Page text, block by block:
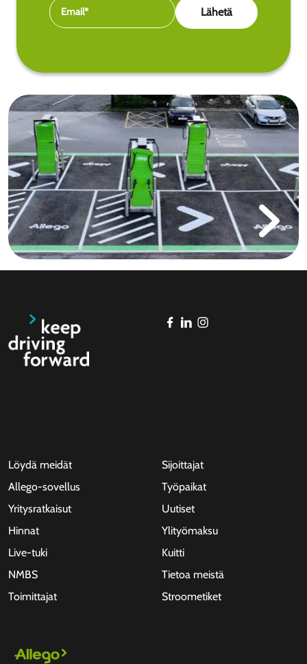
Löydä meidät
Allego-sovellus
Yritysratkaisut
Hinnat
Live-tuki
NMBS
Toimittajat
Sijoittajat
Työpaikat
Uutiset
Ylityömaksu
Kuitti
Tietoa meistä
Stroometiket